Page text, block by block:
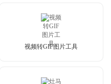
视频转GIF图片工具